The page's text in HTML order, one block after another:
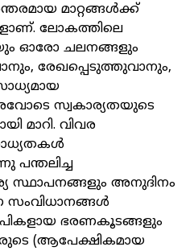
മാറ്റങ്ങൾക്ക്
ലോകത്തിലെ
ഓരോ ചലനങ്ങളും
രേഖപ്പെടുത്തുവാനും,
സ്വകാര്യതയുടെ
മാറി. വിവര
പന്തലിച്ച
സ്ഥാപനങ്ങളും അനുദിനം
സംവിധാനങ്ങൾ
ഭരണകൂടങ്ങളും
(ആപേക്ഷികമായ